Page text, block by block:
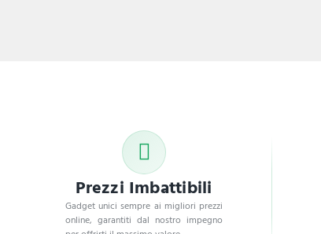
Prezzi Imbattibili
Gadget unici sempre ai migliori prezzi
online, garantiti dal nostro impegno